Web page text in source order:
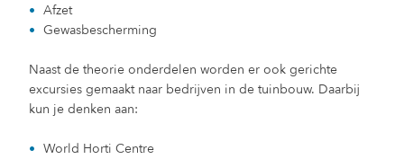
Afzet
Gewasbescherming
Naast de theorie onderdelen worden er ook gerichte
excursies gemaakt naar bedrijven in de tuinbouw. Daarbij
kun je denken aan:
World Horti Centre